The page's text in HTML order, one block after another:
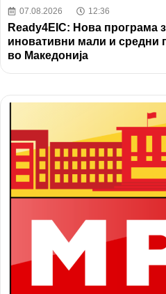
07.08.2026 12:36
Ready4EIC: Нова програма
иновативни мали и средни
во Македонија